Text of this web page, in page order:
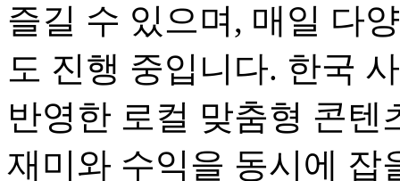
즐길 수 있으며, 매일 다
도 진행 중입니다. 한국
반영한 로컬 맞춤형 콘텐
재미와 수익을 동시에 잡